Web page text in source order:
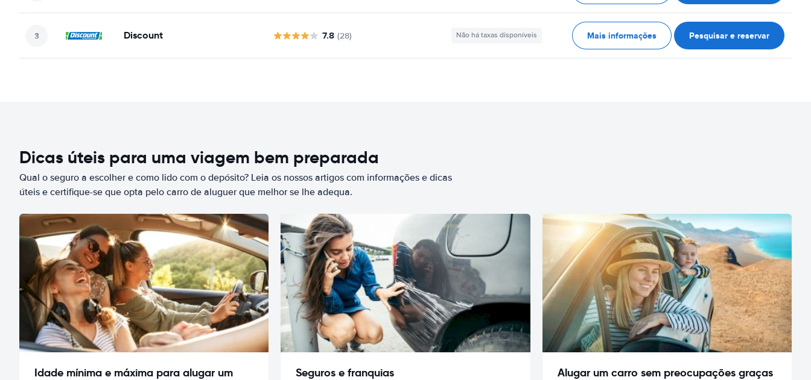
Discount 7.8 (28) Não há taxas disponíveis Mais informações Pesquisar e reservar
Dicas úteis para uma viagem bem preparada
Qual o seguro a escolher e como lido com o depósito? Leia os nossos artigos com informações e dicas
úteis e certifique-se que opta pelo carro de aluguer que melhor se lhe adequa.
Idade mínima e máxima para alugar um
Seguros e franquias
Alugar um carro sem preocupações graças